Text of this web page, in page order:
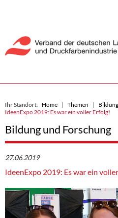
Ihr Standort: Home Themen
IdeenExpo 2019: Es war ein voller Erfolg!
Bildung und Forschung
27.06.2019
IdeenExpo 2019: Es war ein